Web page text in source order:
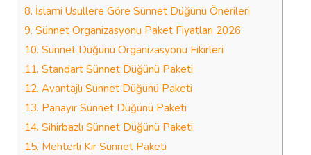
8. İslami Usullere Göre Sünnet Düğünü Önerileri
9. Sünnet Organizasyonu Paket Fiyatları 2026
10. Sünnet Düğünü Organizasyonu Fikirleri
11. Standart Sünnet Düğünü Paketi
12. Avantajlı Sünnet Düğünü Paketi
13. Panayır Sünnet Düğünü Paketi
14. Sihirbazlı Sünnet Düğünü Paketi
15. Mehterli Kır Sünnet Paketi